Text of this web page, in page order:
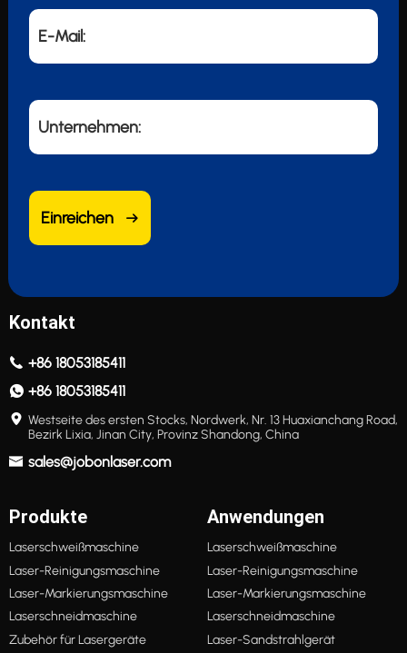
E-Mail:
Unternehmen:
Einreichen
Kontakt
+86 18053185411
+86 18053185411
Westseite des ersten Stocks, Nordwerk, Nr. 13 Huaxianchang Road,
Bezirk Lixia, Jinan City, Provinz Shandong, China
sales@jobonlaser.com
Produkte
Laserschweißmaschine
Laser-Reinigungsmaschine
Laser-Markierungsmaschine
Laserschneidmaschine
Zubehör für Lasergeräte
Anwendungen
Laserschweißmaschine
Laser-Reinigungsmaschine
Laser-Markierungsmaschine
Laserschneidmaschine
Laser-Sandstrahlgerät